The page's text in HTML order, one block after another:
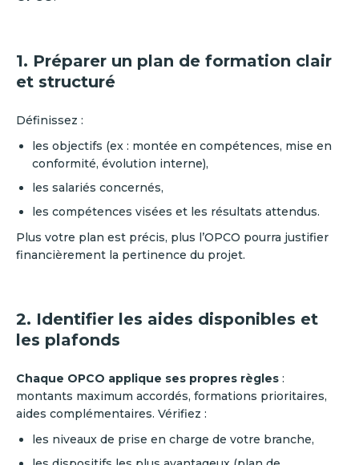
1. Préparer un plan de formation clair
et structuré
Définissez :
les objectifs (ex : montée en compétences, mise en
conformité, évolution interne),
les salariés concernés,
les compétences visées et les résultats attendus.
Plus votre plan est précis, plus l’OPCO pourra justifier
financièrement la pertinence du projet.
2. Identifier les aides disponibles et
les plafonds
Chaque OPCO applique ses propres règles :
montants maximum accordés, formations prioritaires,
aides complémentaires. Vérifiez :
les niveaux de prise en charge de votre branche,